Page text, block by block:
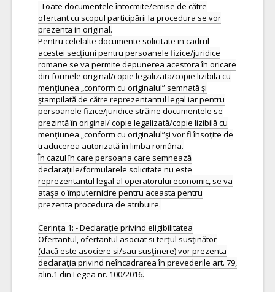
Toate documentele întocmite/emise de către
ofertant cu scopul participării la procedura se vor
prezenta in original.
Pentru celelalte documente solicitate in cadrul
acestei secţiuni pentru persoanele fizice/juridice
romane se va permite depunerea acestora în oricare
din formele original/copie legalizata/copie lizibila cu
menţiunea „conform cu originalul” semnată și
ștampilată de către reprezentantul legal iar pentru
persoanele fizice/juridice străine documentele se
prezintă în original/ copie legalizată/copie lizibilă cu
menţiunea „conform cu originalul”și vor fi însoțite de
traducerea autorizată în limba româna.
În cazul în care persoana care semnează
declaraţiile/formularele solicitate nu este
reprezentantul legal al operatorului economic, se va
ataşa o împuternicire pentru aceasta pentru
prezenta procedura de atribuire.
Cerinţa 1: - Declaraţie privind eligibilitatea
Ofertantul, ofertantul asociat si terțul susținător
(dacă este asociere si/sau susţinere) vor prezenta
declaraţia privind neîncadrarea în prevederile art. 79,
alin.1 din Legea nr. 100/2016.